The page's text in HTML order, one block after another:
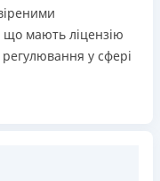
і займає до 5
по всій
що мають ліцензію
у сфері